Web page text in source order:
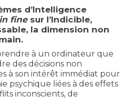
d’Intelligence
in finesur l’Indicible,
la dimension non
à un ordinateur que
des décisions non
à son intérêt immédiat pour
psychique liées à des effets
inconscients, de